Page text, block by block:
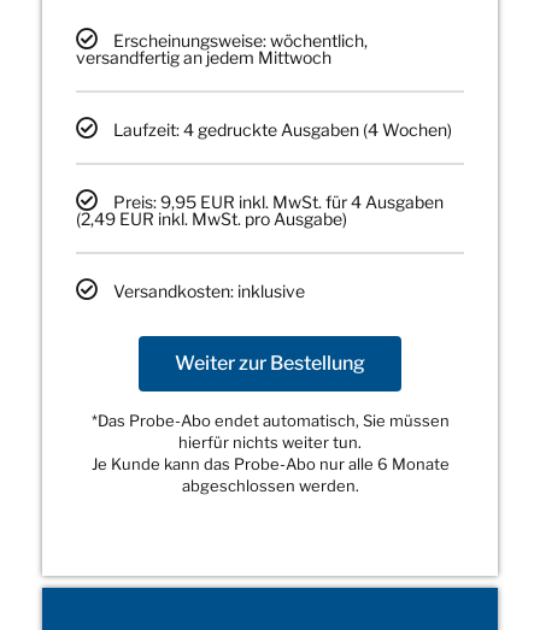
Erscheinungsweise: wöchentlich,
versandfertig an jedem Mittwoch
Laufzeit: 4 gedruckte Ausgaben (4 Wochen)
Preis: 9,95 EUR inkl. MwSt. für 4 Ausgaben
(2,49 EUR inkl. MwSt. pro Ausgabe)
Versandkosten: inklusive
Weiter zur Bestellung
*Das Probe-Abo endet automatisch, Sie müssen
hierfür nichts weiter tun.
Je Kunde kann das Probe-Abo nur alle 6 Monate
abgeschlossen werden.